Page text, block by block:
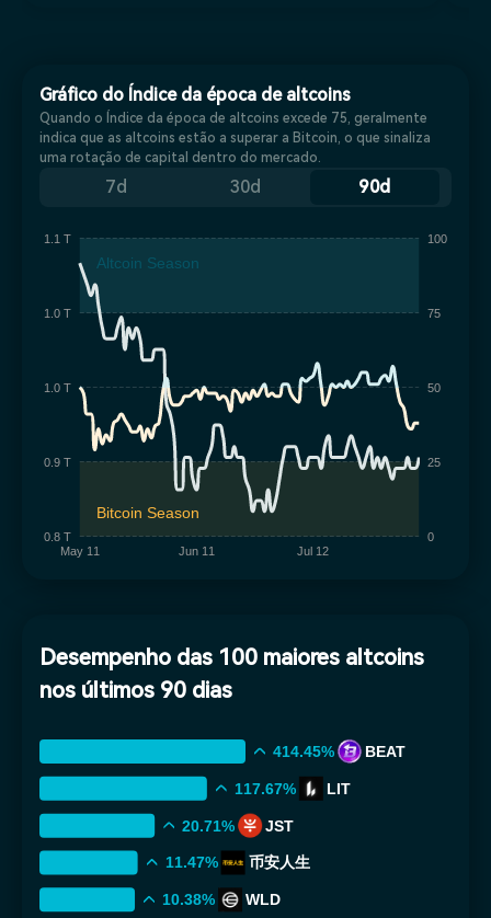
Gráfico do Índice da época de altcoins
Quando o Índice da época de altcoins excede 75, geralmente
indica que as altcoins estão a superar a Bitcoin, o que sinaliza
uma rotação de capital dentro do mercado.
7d 30d 90d
0.8 T
0.9 T
1.0 T
1.0 T
1.1 T
0
25
50
75
100
May 11 Jun 11 Jul 12
Bitcoin Season
Altcoin Season
Desempenho das 100 maiores altcoins
nos últimos 90 dias
414.45% BEAT
117.67% LIT
20.71% JST
11.47% 币安人生
10.38% WLD